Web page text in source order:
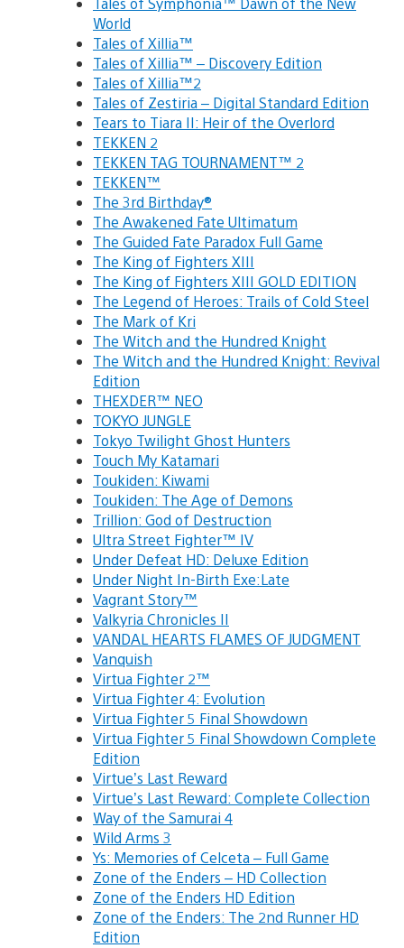
World
Tales of Xillia™
Tales of Xillia™ – Discovery Edition
Tales of Xillia™2
Tales of Zestiria – Digital Standard Edition
Tears to Tiara II: Heir of the Overlord
TEKKEN 2
TEKKEN TAG TOURNAMENT™ 2
TEKKEN™
The 3rd Birthday®
The Awakened Fate Ultimatum
The Guided Fate Paradox Full Game
The King of Fighters XIII
The King of Fighters XIII GOLD EDITION
The Legend of Heroes: Trails of Cold Steel
The Mark of Kri
The Witch and the Hundred Knight
The Witch and the Hundred Knight: Revival
Edition
THEXDER™ NEO
TOKYO JUNGLE
Tokyo Twilight Ghost Hunters
Touch My Katamari
Toukiden: Kiwami
Toukiden: The Age of Demons
Trillion: God of Destruction
Ultra Street Fighter™ IV
Under Defeat HD: Deluxe Edition
Under Night In-Birth Exe:Late
Vagrant Story™
Valkyria Chronicles II
VANDAL HEARTS FLAMES OF JUDGMENT
Vanquish
Virtua Fighter 2™
Virtua Fighter 4: Evolution
Virtua Fighter 5 Final Showdown
Virtua Fighter 5 Final Showdown Complete
Edition
Virtue’s Last Reward
Virtue’s Last Reward: Complete Collection
Way of the Samurai 4
Wild Arms 3
Ys: Memories of Celceta – Full Game
Zone of the Enders – HD Collection
Zone of the Enders HD Edition
Zone of the Enders: The 2nd Runner HD
Edition